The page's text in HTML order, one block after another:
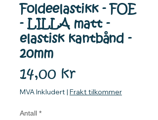
Foldeelastikk - FOE
- LILLA matt -
elastisk kantbånd -
20mm
14,00 krPris
MVA Inkludert | Frakt tilkommer
Antall *